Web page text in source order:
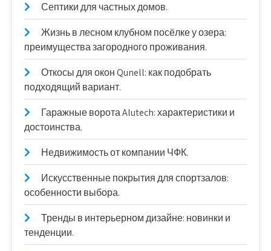
Септики для частных домов.
Жизнь в лесном клубном посёлке у озера:
преимущества загородного проживания.
Откосы для окон Qunell: как подобрать
подходящий вариант.
Гаражные ворота Alutech: характеристики и
достоинства.
Недвижимость от компании ЧФК.
Искусственные покрытия для спортзалов:
особенности выбора.
Тренды в интерьерном дизайне: новинки и
тенденции.